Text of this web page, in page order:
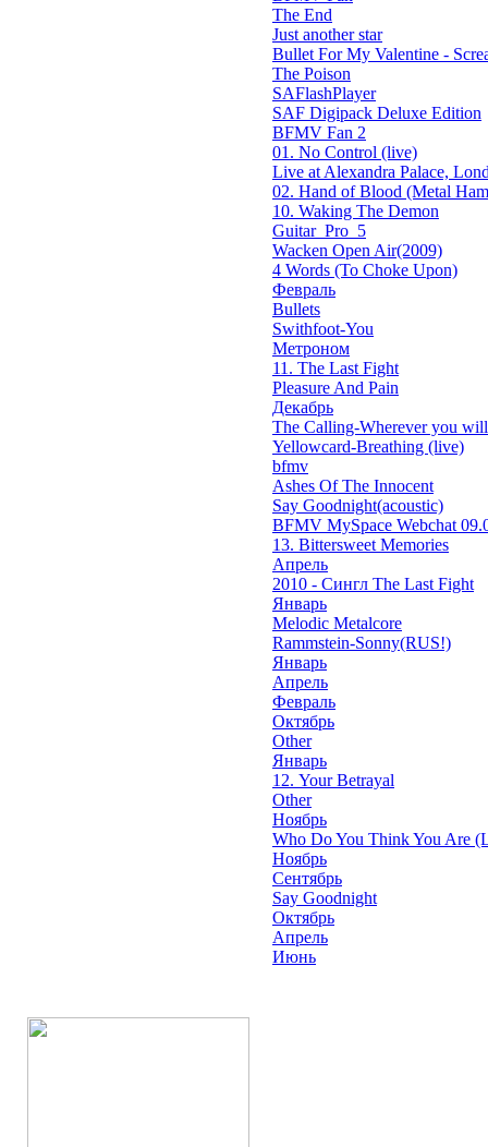
The End
Just another star
Bullet For My Valentine -
The Poison
SAFlashPlayer
SAF Digipack Deluxe Edition
BFMV Fan 2
01. No Control (live)
Live at Alexandra Palace,
02. Hand of Blood (Metal
10. Waking The Demon
Guitar_Pro_5
Wacken Open Air(2009)
4 Words (To Choke Upon)
Февраль
Bullets
Swithfoot-You
Метроном
11. The Last Fight
Pleasure And Pain
Декабрь
The Calling-Wherever you
Yellowcard-Breathing (live)
bfmv
Ashes Of The Innocent
Say Goodnight(acoustic)
BFMV MySpace Webchat
13. Bittersweet Memories
Апрель
2010 - Сингл The Last Fight
Январь
Melodic Metalcore
Rammstein-Sonny(RUS!)
Январь
Апрель
Февраль
Октябрь
Other
Январь
12. Your Betrayal
Other
Ноябрь
Who Do You Think You Are
Ноябрь
Сентябрь
Say Goodnight
Октябрь
Апрель
Июнь